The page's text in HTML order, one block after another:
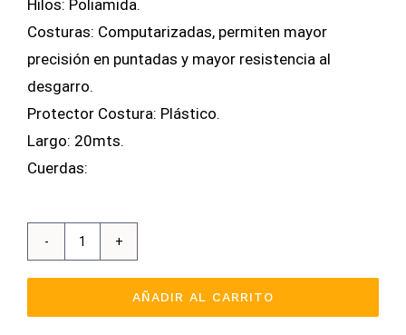
Hilos: Poliamida.
Costuras: Computarizadas, permiten mayor
precisión en puntadas y mayor resistencia al
desgarro.
Protector Costura: Plástico.
Largo: 20mts.
Cuerdas:
De
AÑADIR AL CARRITO